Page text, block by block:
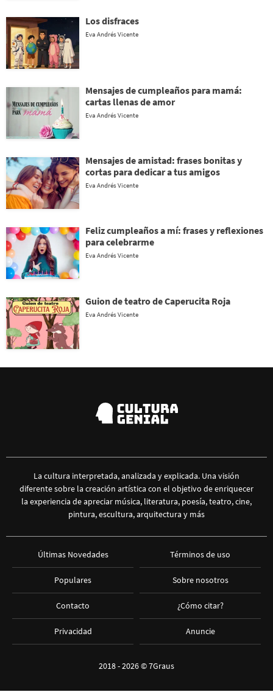
Los disfraces
Eva Andrés Vicente
Mensajes de cumpleaños para mamá:
cartas llenas de amor
Eva Andrés Vicente
Mensajes de amistad: frases bonitas y
cortas para dedicar a tus amigos
Eva Andrés Vicente
Feliz cumpleaños a mí: frases y reflexiones
para celebrarme
Eva Andrés Vicente
Guion de teatro de Caperucita Roja
Eva Andrés Vicente
La cultura interpretada, analizada y explicada. Una visión
diferente sobre la creación artística con el objetivo de enriquecer
la experiencia de apreciar música, literatura, poesía, teatro, cine,
pintura, escultura, arquitectura y más
Últimas Novedades
Populares
Contacto
Privacidad
Términos de uso
Sobre nosotros
¿Cómo citar?
Anuncie
2018 - 2026 ©7Graus